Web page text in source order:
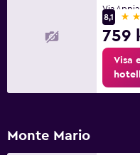
Via
8,1
3
759
Visa
hotell
Monte Mario